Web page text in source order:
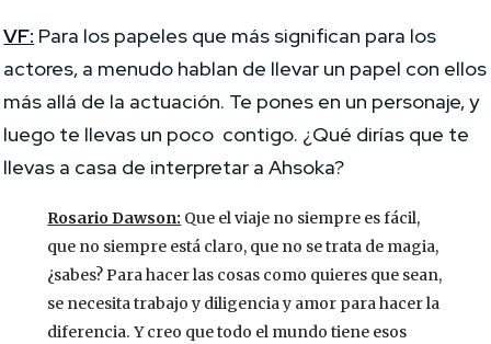
VF: Para los papeles que más significan para los
actores, a menudo hablan de llevar un papel con ellos
más allá de la actuación. Te pones en un personaje, y
luego te llevas un poco contigo. ¿Qué dirías que te
llevas a casa de interpretar a Ahsoka?
Rosario Dawson: Que el viaje no siempre es fácil,
que no siempre está claro, que no se trata de magia,
¿sabes? Para hacer las cosas como quieres que sean,
se necesita trabajo y diligencia y amor para hacer la
diferencia. Y creo que todo el mundo tiene esos